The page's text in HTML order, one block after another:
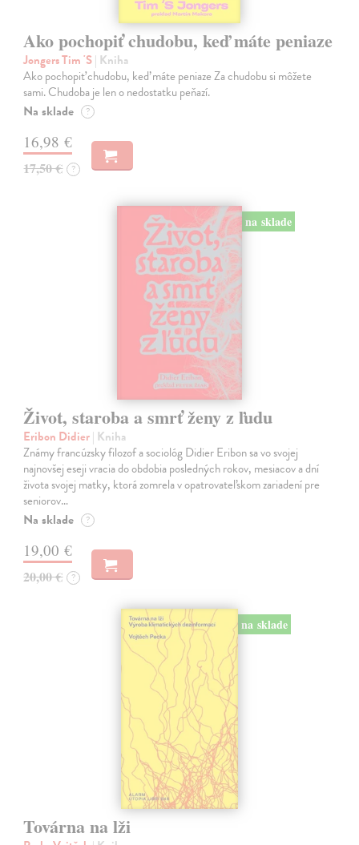
Ako pochopiť chudobu, keď máte peniaze
Jongers Tim 'S| Kniha
Ako pochopiť chudobu, keď máte peniaze Za chudobu si môžete
sami. Chudoba je len o nedostatku peňazí.
Na sklade ?
16,98 €
17,50 € ?
na sklade
Život, staroba a smrť ženy z ľudu
Eribon Didier| Kniha
Známy francúzsky filozof a sociológ Didier Eribon sa vo svojej
najnovšej eseji vracia do obdobia posledných rokov, mesiacov a dní
života svojej matky, ktorá zomrela v opatrovateľskom zariadení pre
seniorov…
Na sklade ?
19,00 €
20,00 € ?
na sklade
Továrna na lži